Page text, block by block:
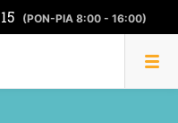
(PON-PIA 8:00 - 16:00)